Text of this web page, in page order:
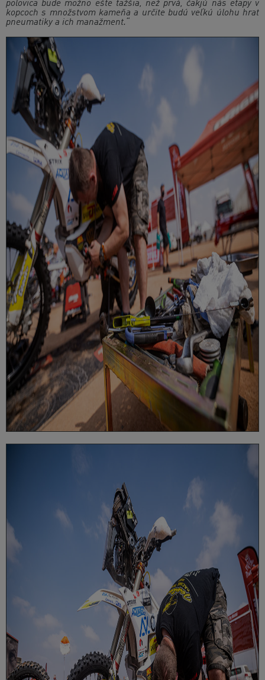
polovica bude možno ešte ťažšia, než prvá, čakjú nás etapy v
kopcoch s množstvom kameňa a určite budú veľkú úlohu hrať
pneumatiky a ich manažment.“